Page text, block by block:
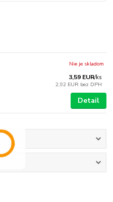
3,59 EUR/ks
2,92 EUR bez DPH
Nie je skladom
Detail